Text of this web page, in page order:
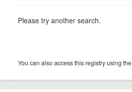
Please try another search.
You can also access this registry using the